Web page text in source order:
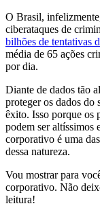
O Brasil,
ciberataques de
bilhões de tentativas
média de 65 ações
por dia.
Diante de dados tão
proteger os dados do
êxito. Isso porque os
podem ser altíssimos
corporativo é uma
dessa natureza.
Vou mostrar para
corporativo. Não
leitura!